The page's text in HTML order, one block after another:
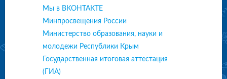
Мы в ВКОНТАКТЕ
Минпросвещения России
Министерство образования, науки и
молодежи Республики Крым
Государственная итоговая аттестация
(ГИА)